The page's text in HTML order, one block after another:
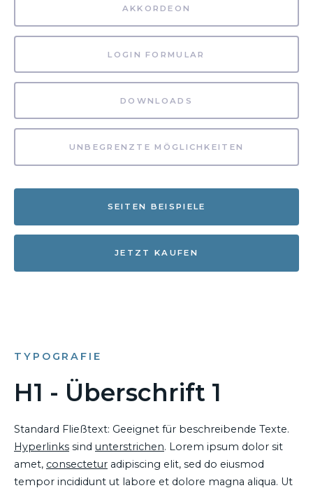
AKKORDEON
LOGIN FORMULAR
DOWNLOADS
UNBEGRENZTE MÖGLICHKEITEN
SEITEN BEISPIELE
JETZT KAUFEN
TYPOGRAFIE
H1 - Überschrift 1
Standard Fließtext: Geeignet für beschreibende Texte.
Hyperlinks sind unterstrichen. Lorem ipsum dolor sit
amet, consectetur adipiscing elit, sed do eiusmod
tempor incididunt ut labore et dolore magna aliqua. Ut